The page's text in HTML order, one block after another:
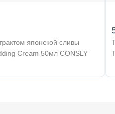
японской сливы
Cream 50мл CONSLY